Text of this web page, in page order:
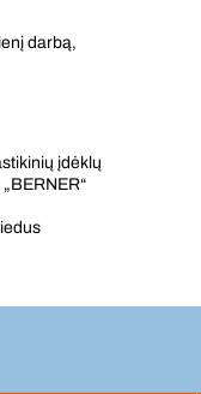
darbą,
įdėklų